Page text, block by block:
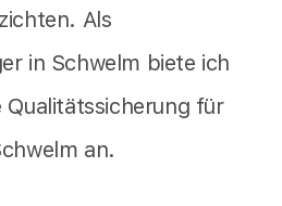
Als
in Schwelm biete ich
Qualitätssicherung für
an.